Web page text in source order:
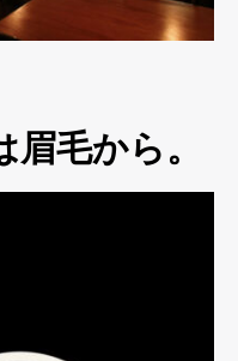
毛から。